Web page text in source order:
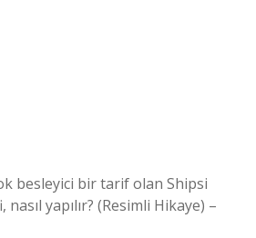
besleyici bir tarif olan Shipsi
yapılır? (Resimli Hikaye) –